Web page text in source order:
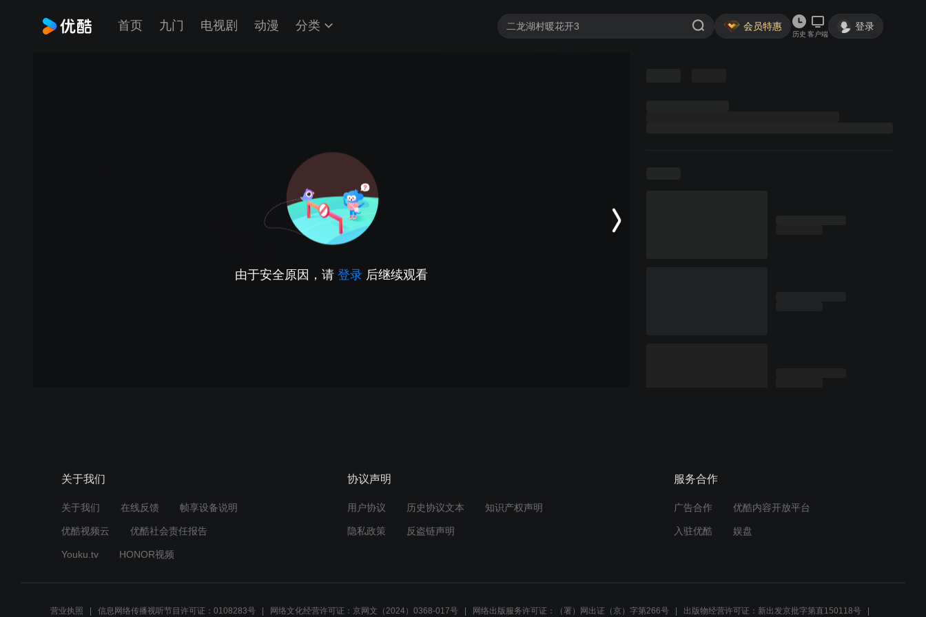
首页 九门 电视剧 动漫 分类 会员特惠
历史 客户端
登录
由于安全原因，请 登录 后继续观看
关于我们
关于我们 在线反馈 帧享设备说明
优酷视频云 优酷社会责任报告
Youku.tv HONOR视频
协议声明
用户协议 历史协议文本 知识产权声明
隐私政策 反盗链声明
服务合作
广告合作 优酷内容开放平台
入驻优酷 娱盘
营业执照 信息网络传播视听节目许可证：0108283号 网络文化经营许可证：京网文（2024）0368-017号 网络出版服务许可证：（署）网出证（京）字第266号 出版物经营许可证：新出发京批字第直150118号